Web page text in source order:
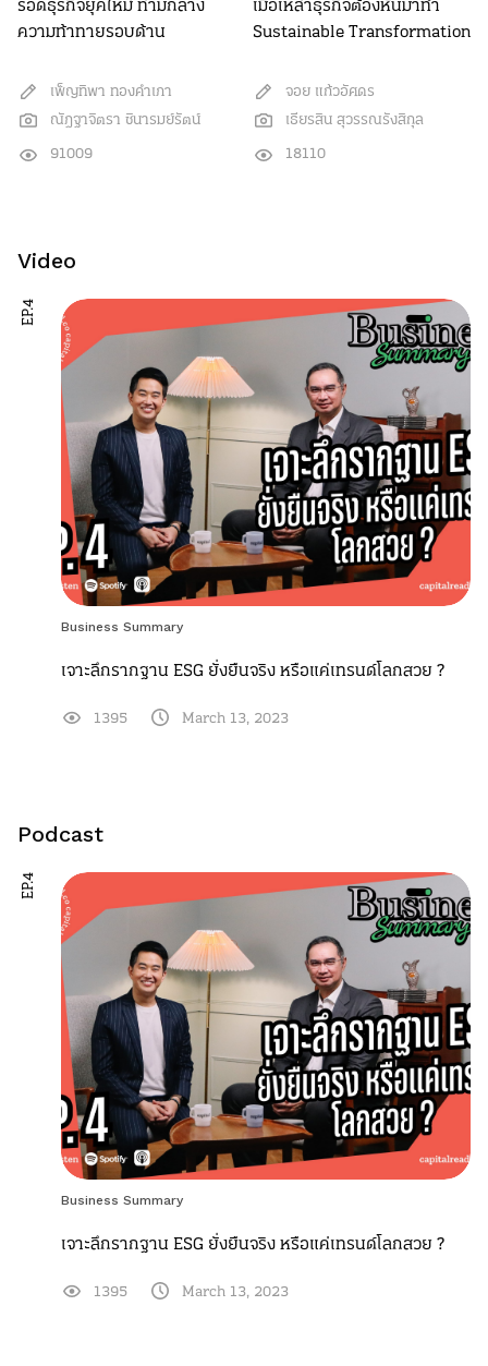
รอดธุรกิจยุคใหม่ ท่ามกลาง
ความท้าทายรอบด้าน
เพ็ญทิพา ทองคำเภา
ณัฎฐาจิตรา ชินารมย์รัตน์
91009
เมื่อเหล่าธุรกิจต้องหันมาทำ
Sustainable Transformation
จอย แก้วอัศดร
เธียรสิน สุวรรณรังสิกุล
18110
Video
Business Summary
เจาะลึกรากฐาน ESG ยั่งยืนจริง หรือแค่เทรนด์โลกสวย ?
EP.4
1395 March 13, 2023
Podcast
Business Summary
เจาะลึกรากฐาน ESG ยั่งยืนจริง หรือแค่เทรนด์โลกสวย ?
EP.4
1395 March 13, 2023